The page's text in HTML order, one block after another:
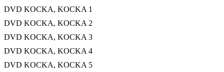
DVD KOCKA, KOCKA 1
DVD KOCKA, KOCKA 2
DVD KOCKA, KOCKA 3
DVD KOCKA, KOCKA 4
DVD KOCKA, KOCKA 5